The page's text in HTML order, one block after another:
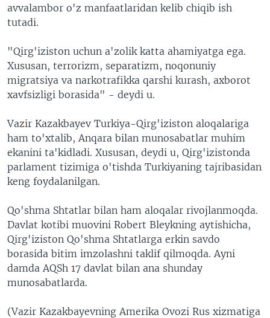
avvalambor o'z manfaatlaridan kelib chiqib ish
tutadi.
"Qirg'iziston uchun a'zolik katta ahamiyatga ega.
Xususan, terrorizm, separatizm, noqonuniy
migratsiya va narkotrafikka qarshi kurash, axborot
xavfsizligi borasida" - deydi u.
Vazir Kazakbayev Turkiya-Qirg'iziston aloqalariga
ham to'xtalib, Anqara bilan munosabatlar muhim
ekanini ta'kidladi. Xususan, deydi u, Qirg'izistonda
parlament tizimiga o'tishda Turkiyaning tajribasidan
keng foydalanilgan.
Qo'shma Shtatlar bilan ham aloqalar rivojlanmoqda.
Davlat kotibi muovini Robert Bleykning aytishicha,
Qirg'iziston Qo'shma Shtatlarga erkin savdo
borasida bitim imzolashni taklif qilmoqda. Ayni
damda AQSh 17 davlat bilan ana shunday
munosabatlarda.
(Vazir Kazakbayevning Amerika Ovozi Rus xizmatiga